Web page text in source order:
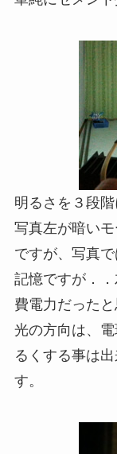
明るさを３段階
写真左が暗い
ですが、写真
記憶ですが．
費電力だった
光の方向は、
るくする事は
す。